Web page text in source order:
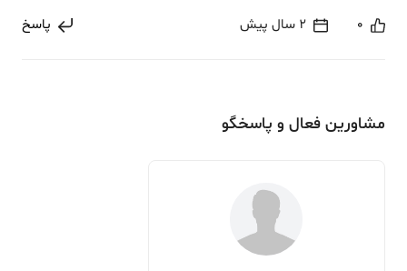
0 2 سال پیش پاسخ
مشاورین فعال و پاسخگو